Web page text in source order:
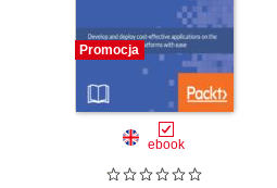
Promocja
ebook